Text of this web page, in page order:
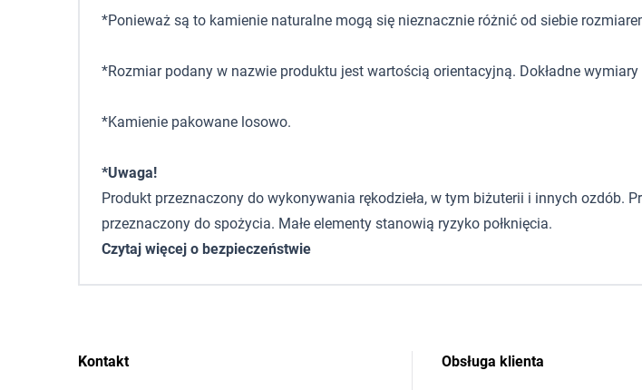
*Ponieważ są to kamienie naturalne mogą się nieznacznie różnić od siebie
*Rozmiar podany w nazwie produktu jest wartością orientacyjną. Dokładne
*Kamienie pakowane losowo.
*Uwaga!
Produkt przeznaczony do wykonywania rękodzieła, w tym biżuterii i innych ozdób.
przeznaczony do spożycia. Małe elementy stanowią ryzyko połknięcia.
Czytaj więcej o bezpieczeństwie
Kontakt Obsługa klienta